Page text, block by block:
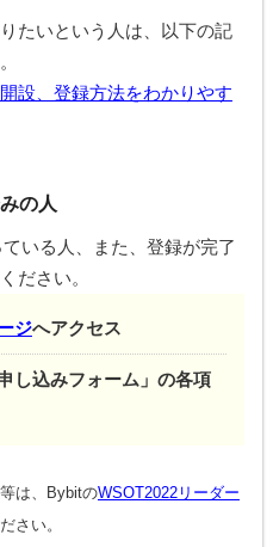
たいという人は、以下の記
設、登録方法をわかりやす
の人
いる人、また、登録が完了
ださい。
ジへアクセス
し込みフォーム」の各項
は、BybitのWSOT2022リーダー
さい。